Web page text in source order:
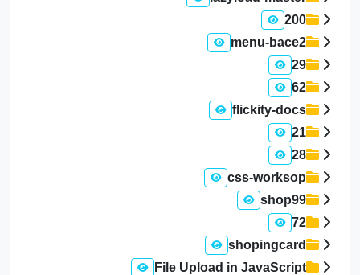
200
menu-bace2
29
62
flickity-docs
21
28
css-worksop
shop99
72
shopingcard
File Upload in JavaScript